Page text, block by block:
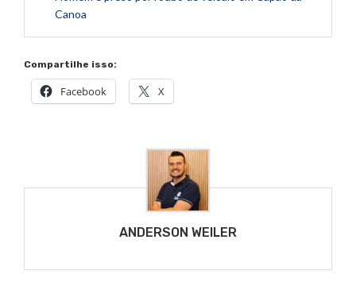
Canoa
Compartilhe isso:
Facebook X
ANDERSON WEILER